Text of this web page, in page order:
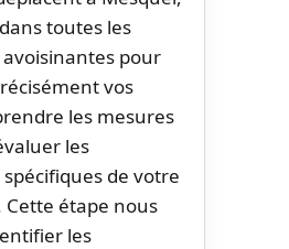
toutes les
pour
vos
les mesures
les
de votre
étape nous
les